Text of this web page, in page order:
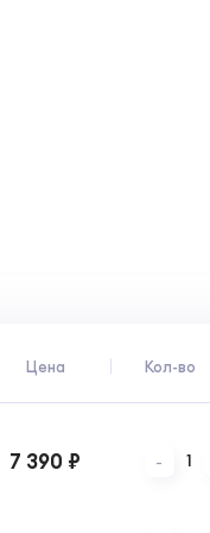
Цена Кол-во
7 390 ₽ - 1